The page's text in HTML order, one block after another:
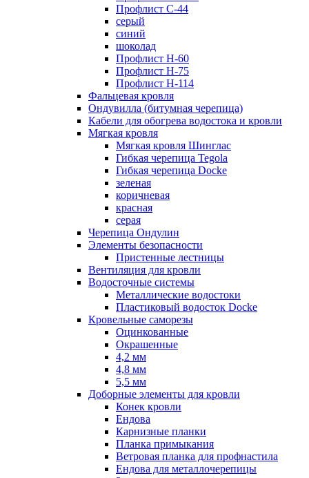
Профлист С-44
серый
синий
шоколад
Профлист Н-60
Профлист Н-75
Профлист H-114
Фальцевая кровля
Ондувилла (битумная черепица)
Кабели для обогрева водостока и кровли
Мягкая кровля
Мягкая кровля Шинглас
Гибкая черепица Tegola
Гибкая черепица Docke
зеленая
коричневая
красная
серая
Черепица Ондулин
Элементы безопасности
Пристенные лестницы
Вентиляция для кровли
Водосточные системы
Металлические водостоки
Пластиковый водосток Docke
Кровельные саморезы
Оцинкованные
Окрашенные
4,2 мм
4,8 мм
5,5 мм
Доборные элементы для кровли
Конек кровли
Ендова
Карнизные планки
Планка примыкания
Ветровая планка для профнастила
Ендова для металлочерепицы